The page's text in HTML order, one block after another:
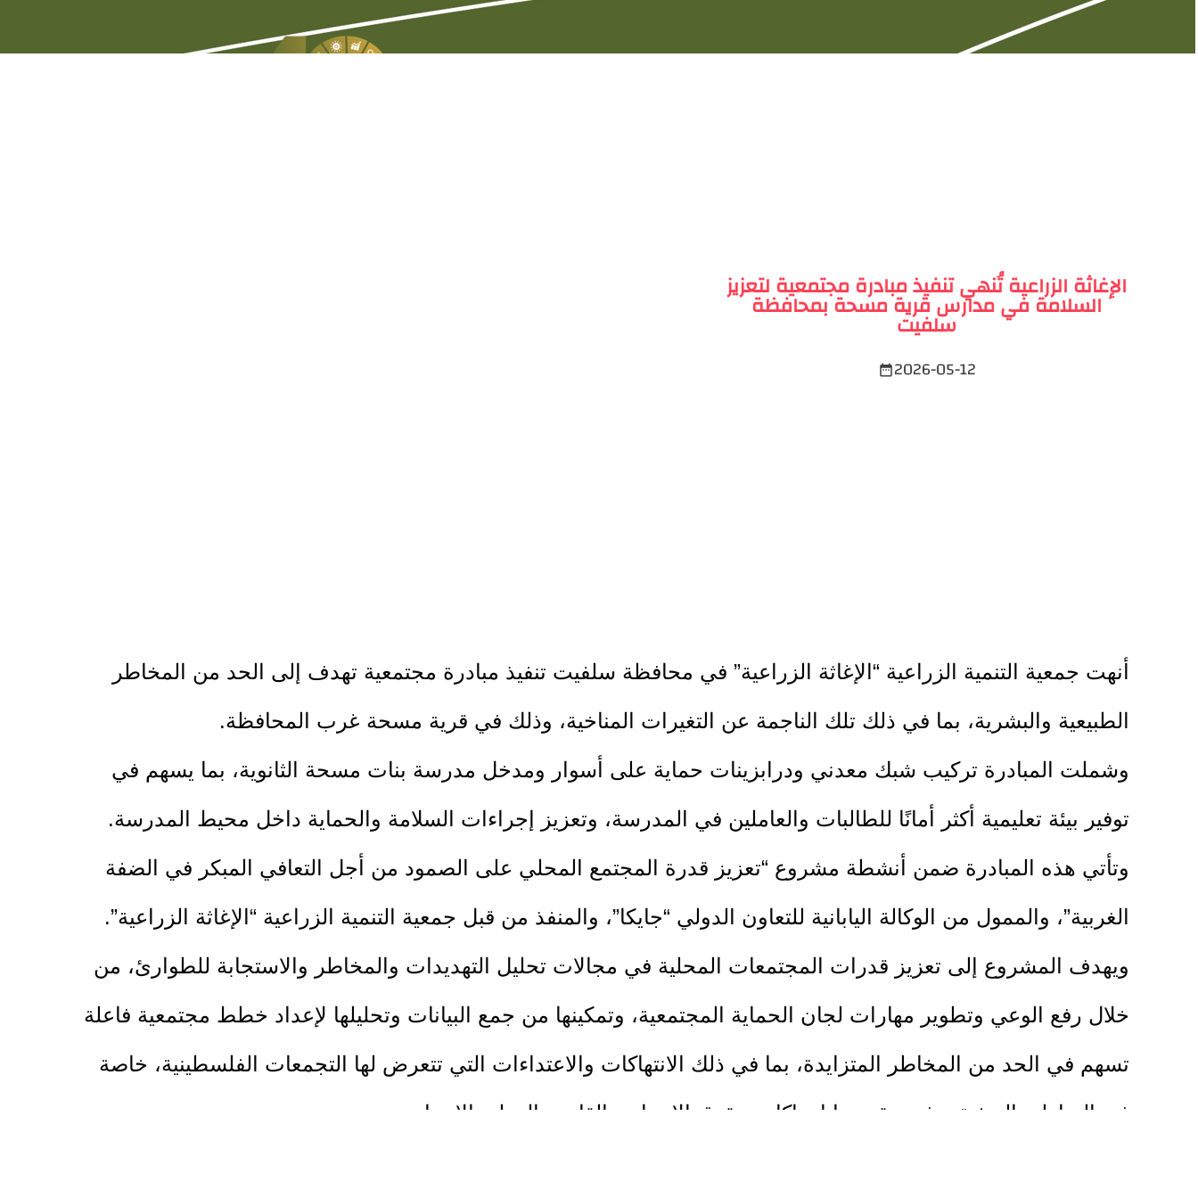
الإغاثة الزراعية تُنهي تنفيذ مبادرة مجتمعية لتعزيز
السلامة في مدارس قرية مسحة بمحافظة
سلفيت
2026-05-12
date_range
أنهت جمعية التنمية الزراعية “الإغاثة الزراعية” في محافظة سلفيت تنفيذ مبادرة مجتمعية تهدف إلى الحد من المخاطر
الطبيعية والبشرية، بما في ذلك تلك الناجمة عن التغيرات المناخية، وذلك في قرية مسحة غرب المحافظة.
وشملت المبادرة تركيب شبك معدني ودرابزينات حماية على أسوار ومدخل مدرسة بنات مسحة الثانوية، بما يسهم في
توفير بيئة تعليمية أكثر أمانًا للطالبات والعاملين في المدرسة، وتعزيز إجراءات السلامة والحماية داخل محيط المدرسة.
وتأتي هذه المبادرة ضمن أنشطة مشروع “تعزيز قدرة المجتمع المحلي على الصمود من أجل التعافي المبكر في الضفة
الغربية”، والممول من الوكالة اليابانية للتعاون الدولي “جايكا”، والمنفذ من قبل جمعية التنمية الزراعية “الإغاثة الزراعية”.
ويهدف المشروع إلى تعزيز قدرات المجتمعات المحلية في مجالات تحليل التهديدات والمخاطر والاستجابة للطوارئ، من
خلال رفع الوعي وتطوير مهارات لجان الحماية المجتمعية، وتمكينها من جمع البيانات وتحليلها لإعداد خطط مجتمعية فاعلة
تسهم في الحد من المخاطر المتزايدة، بما في ذلك الانتهاكات والاعتداءات التي تتعرض لها التجمعات الفلسطينية، خاصة
في المناطق الريفية، وفي مقدمتها انتهاكات حقوق الإنسان والقانون الدولي الإنساني.